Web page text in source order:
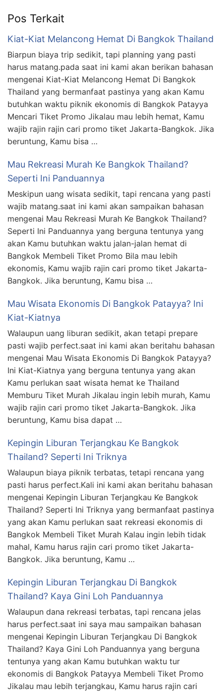
Pos Terkait
Kiat-Kiat Melancong Hemat Di Bangkok Thailand
Biarpun biaya trip sedikit, tapi planning yang pasti
harus matang.pada saat ini kami akan berikan bahasan
mengenai Kiat-Kiat Melancong Hemat Di Bangkok
Thailand yang bermanfaat pastinya yang akan Kamu
butuhkan waktu piknik ekonomis di Bangkok Patayya
Mencari Tiket Promo Jikalau mau lebih hemat, Kamu
wajib rajin rajin cari promo tiket Jakarta-Bangkok. Jika
beruntung, Kamu bisa …
Mau Rekreasi Murah Ke Bangkok Thailand?
Seperti Ini Panduannya
Meskipun uang wisata sedikit, tapi rencana yang pasti
wajib matang.saat ini kami akan sampaikan bahasan
mengenai Mau Rekreasi Murah Ke Bangkok Thailand?
Seperti Ini Panduannya yang berguna tentunya yang
akan Kamu butuhkan waktu jalan-jalan hemat di
Bangkok Membeli Tiket Promo Bila mau lebih
ekonomis, Kamu wajib rajin cari promo tiket Jakarta-
Bangkok. Jika beruntung, Kamu bisa …
Mau Wisata Ekonomis Di Bangkok Patayya? Ini
Kiat-Kiatnya
Walaupun uang liburan sedikit, akan tetapi prepare
pasti wajib perfect.saat ini kami akan beritahu bahasan
mengenai Mau Wisata Ekonomis Di Bangkok Patayya?
Ini Kiat-Kiatnya yang berguna tentunya yang akan
Kamu perlukan saat wisata hemat ke Thailand
Memburu Tiket Murah Jikalau ingin lebih murah, Kamu
wajib rajin cari promo tiket Jakarta-Bangkok. Jika
beruntung, Kamu bisa dapat …
Kepingin Liburan Terjangkau Ke Bangkok
Thailand? Seperti Ini Triknya
Walaupun biaya piknik terbatas, tetapi rencana yang
pasti harus perfect.Kali ini kami akan beritahu bahasan
mengenai Kepingin Liburan Terjangkau Ke Bangkok
Thailand? Seperti Ini Triknya yang bermanfaat pastinya
yang akan Kamu perlukan saat rekreasi ekonomis di
Bangkok Membeli Tiket Murah Kalau ingin lebih tidak
mahal, Kamu harus rajin cari promo tiket Jakarta-
Bangkok. Jika beruntung, Kamu …
Kepingin Liburan Terjangkau Di Bangkok
Thailand? Kaya Gini Loh Panduannya
Walaupun dana rekreasi terbatas, tapi rencana jelas
harus perfect.saat ini saya mau sampaikan bahasan
mengenai Kepingin Liburan Terjangkau Di Bangkok
Thailand? Kaya Gini Loh Panduannya yang berguna
tentunya yang akan Kamu butuhkan waktu tur
ekonomis di Bangkok Patayya Membeli Tiket Promo
Jikalau mau lebih terjangkau, Kamu harus rajin cari